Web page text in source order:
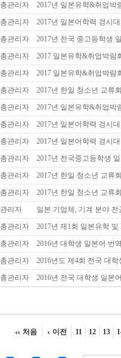
총관리자 2017년 일본유학&취업박
총관리자 2017년 일본어학력 경시
총관리자 2017년 전국 중고등학생
총관리자 2017 일본유학&취업박람
총관리자 2017 일본유학&취업박람
총관리자 2017년 한일 청소년 교류
총관리자 2017년 일본유학&취업박
총관리자 2017년 일본어학력 경시
총관리자 2017년 일본어학력 경시
총관리자 2017년 전국중고등학생
총관리자 2017년 한일 청소년 교류
총관리자 2017년 한일 청소년 교류
관리자 일본 기업체, 기계 분야
총관리자 2017년 제1회 일본유학
총관리자 2016년 대학생 일본어 번
총관리자 2016년도 제4회 전국 대
총관리자 2016년 전국 대학생 일본
처음 이전 11 12 13